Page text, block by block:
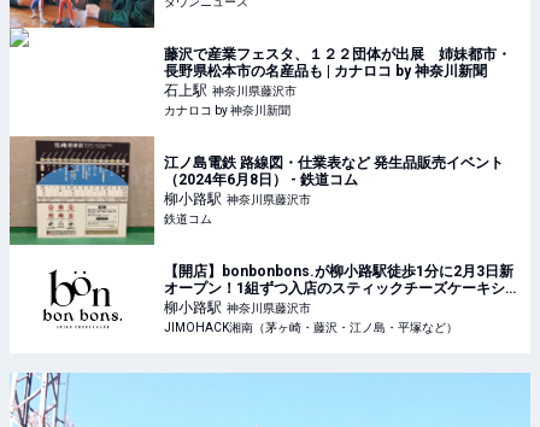
藤沢で産業フェスタ、１２２団体が出展 姉妹都市・
長野県松本市の名産品も | カナロコ by 神奈川新聞
石上駅 神奈川県藤沢市
カナロコ by 神奈川新聞
江ノ島電鉄 路線図・仕業表など 発生品販売イベント
（2024年6月8日） - 鉄道コム
柳小路駅 神奈川県藤沢市
鉄道コム
【開店】bonbonbons.が柳小路駅徒歩1分に2月3日新
オープン！1組ずつ入店のスティックチーズケーキショ
ップ | JIMOHACK湘南（茅ヶ崎・藤沢・江ノ島・平塚
など）
柳小路駅 神奈川県藤沢市
JIMOHACK湘南（茅ヶ崎・藤沢・江ノ島・平塚など）